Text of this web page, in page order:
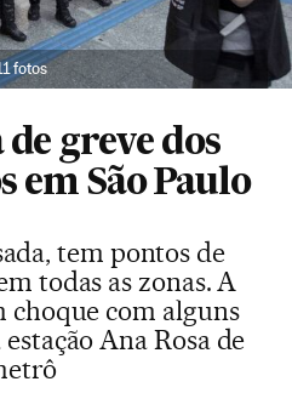
fotos
greve dos
São Paulo
tem pontos de
todas as zonas. A
choque com alguns
Ana Rosa de